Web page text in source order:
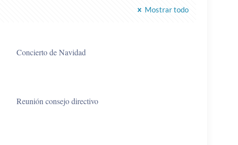
Mostrar todo
Concierto de Navidad
Reunión consejo directivo